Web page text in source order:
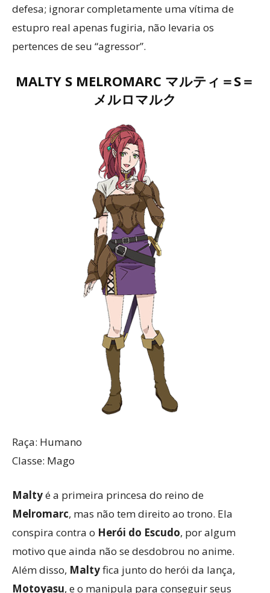
defesa; ignorar completamente uma vítima de
estupro real apenas fugiria, não levaria os
pertences de seu “agressor”.
MALTY S MELROMARC マルティ＝S＝
メルロマルク
Raça: Humano
Classe: Mago
Maltyé a primeira princesa do reino de
Melromarc, mas não tem direito ao trono. Ela
conspira contra o Herói do Escudo, por algum
motivo que ainda não se desdobrou no anime.
Além disso, Maltyfica junto do herói da lança,
Motoyasu, e o manipula para conseguir seus